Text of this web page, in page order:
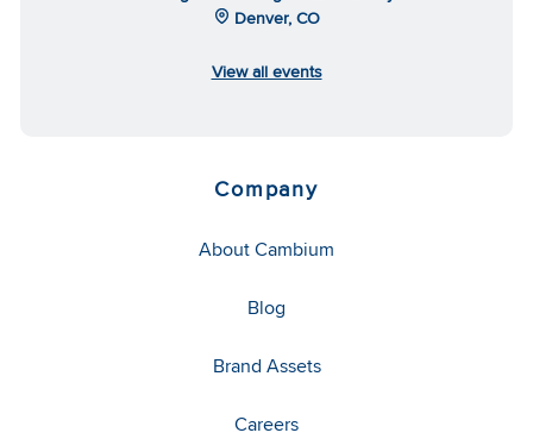
Denver, CO
View all events
Company
About Cambium
Blog
Brand Assets
Careers